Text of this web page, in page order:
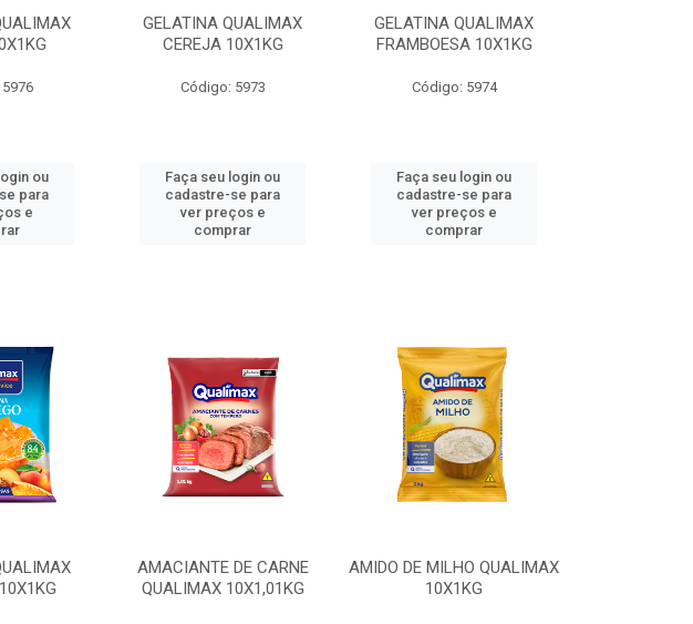
ou
para
e
GELATINA QUALIMAX
CEREJA 10X1KG
Código: 5973
Faça seu login ou
cadastre-se para
ver preços e
comprar
GELATINA QUALIMAX
FRAMBOESA 10X1KG
Código: 5974
Faça seu login ou
cadastre-se para
ver preços e
comprar
AMACIANTE DE CARNE
QUALIMAX 10X1,01KG
AMIDO DE MILHO QUALIMAX
10X1KG